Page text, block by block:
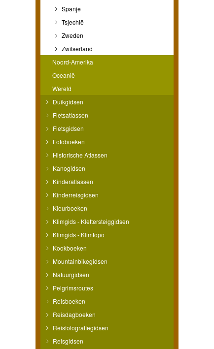
Spanje
Tsjechië
Zweden
Zwitserland
Noord-Amerika
Oceanië
Wereld
Duikgidsen
Fietsatlassen
Fietsgidsen
Fotoboeken
Historische Atlassen
Kanogidsen
Kinderatlassen
Kinderreisgidsen
Kleurboeken
Klimgids - Klettersteiggidsen
Klimgids - Klimtopo
Kookboeken
Mountainbikegidsen
Natuurgidsen
Pelgrimsroutes
Reisboeken
Reisdagboeken
Reisfotografiegidsen
Reisgidsen